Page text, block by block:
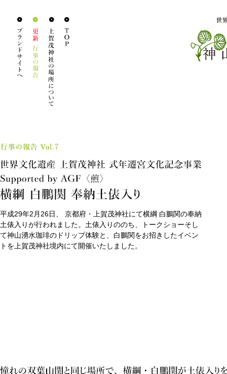
平成29年2月26日、 京都府・上賀茂神社にて横綱 白鵬関の奉納
土俵入りが行われました。土俵入りののち、トークショーそし
て神山湧水珈琲のドリップ体験と、白鵬関をお招きしたイベン
トを上賀茂神社境内にて開催いたしました。